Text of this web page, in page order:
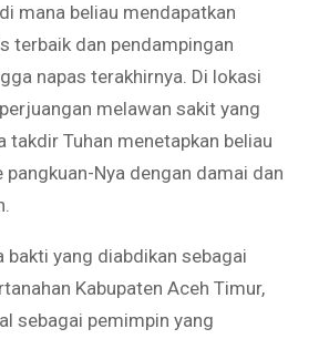
mana beliau mendapatkan
terbaik dan pendampingan
napas terakhirnya. Di lokasi
melawan sakit yang
takdir Tuhan menetapkan beliau
pangkuan-Nya dengan damai dan
bakti yang diabdikan sebagai
Kabupaten Aceh Timur,
sebagai pemimpin yang